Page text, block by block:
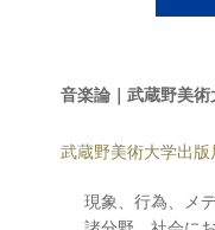
音楽論｜武蔵野美術
武蔵野美術大学出版
現象、行為、メ